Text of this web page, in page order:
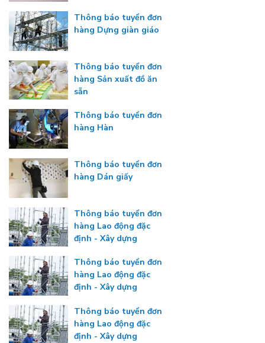
Thông báo tuyển đơn
hàng Dựng giàn giáo
Thông báo tuyển đơn
hàng Sản xuất đồ ăn
sẵn
Thông báo tuyển đơn
hàng Hàn
Thông báo tuyển đơn
hàng Dán giấy
Thông báo tuyển đơn
hàng Lao động đặc
định - Xây dựng
Thông báo tuyển đơn
hàng Lao động đặc
định - Xây dựng
Thông báo tuyển đơn
hàng Lao động đặc
định - Xây dựng